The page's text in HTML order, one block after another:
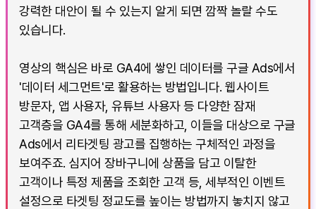
강력한 대안이 될 수 있는지 알게 되면 깜짝 놀랄 수도
있습니다.
영상의 핵심은 바로 GA4에 쌓인 데이터를 구글 Ads에서
'데이터 세그먼트'로 활용하는 방법입니다. 웹사이트
방문자, 앱 사용자, 유튜브 사용자 등 다양한 잠재
고객층을 GA4를 통해 세분화하고, 이들을 대상으로 구글
Ads에서 리타겟팅 광고를 집행하는 구체적인 과정을
보여주죠. 심지어 장바구니에 상품을 담고 이탈한
고객이나 특정 제품을 조회한 고객 등, 세부적인 이벤트
설정으로 타겟팅 정교도를 높이는 방법까지 놓치지 않고